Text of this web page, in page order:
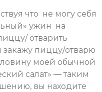
что не могу себя
ужин на
отварить
закажу пиццу/отварю
моей обычной
салат» — таким
вы находите